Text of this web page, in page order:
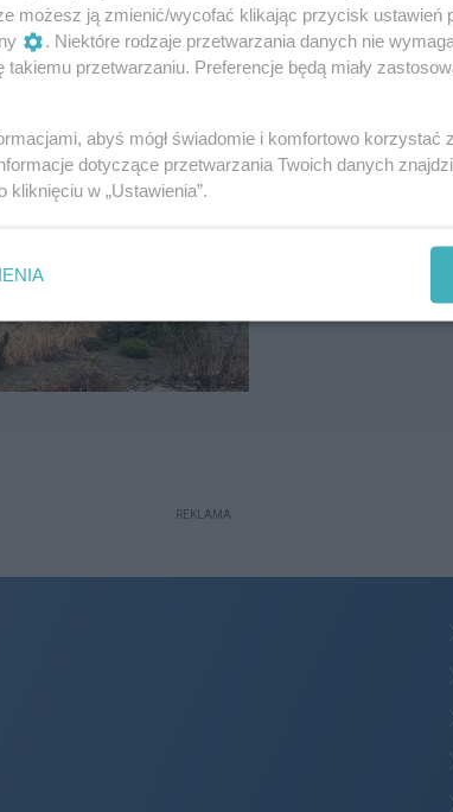
REKLAMA
możesz ją zmienić/wycofać klikając przycisk ustawień
. Niektóre rodzaje przetwarzania danych nie
przetwarzaniu. Preferencje będą miały
abyś mógł świadomie i komfortowo korzystać
dotyczące przetwarzania Twoich danych
kliknięciu w „Ustawienia”.